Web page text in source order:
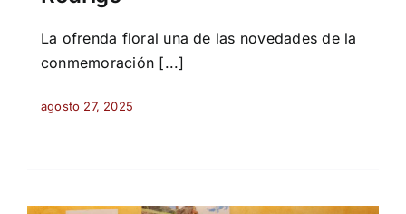
La ofrenda floral una de las novedades de la
conmemoración [...]
agosto 27, 2025